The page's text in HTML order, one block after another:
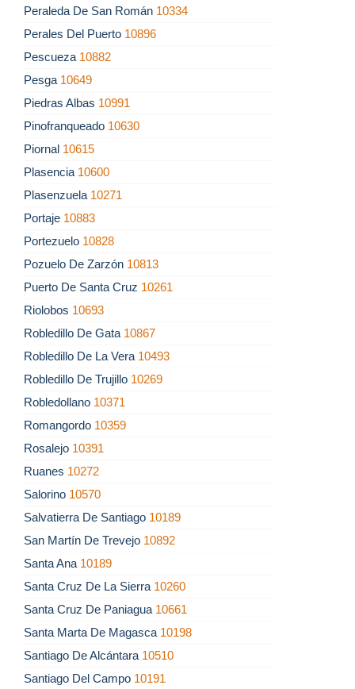
Peraleda De San Román 10334
Perales Del Puerto 10896
Pescueza 10882
Pesga 10649
Piedras Albas 10991
Pinofranqueado 10630
Piornal 10615
Plasencia 10600
Plasenzuela 10271
Portaje 10883
Portezuelo 10828
Pozuelo De Zarzón 10813
Puerto De Santa Cruz 10261
Riolobos 10693
Robledillo De Gata 10867
Robledillo De La Vera 10493
Robledillo De Trujillo 10269
Robledollano 10371
Romangordo 10359
Rosalejo 10391
Ruanes 10272
Salorino 10570
Salvatierra De Santiago 10189
San Martín De Trevejo 10892
Santa Ana 10189
Santa Cruz De La Sierra 10260
Santa Cruz De Paniagua 10661
Santa Marta De Magasca 10198
Santiago De Alcántara 10510
Santiago Del Campo 10191